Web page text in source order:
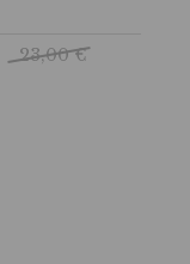
23,00 €